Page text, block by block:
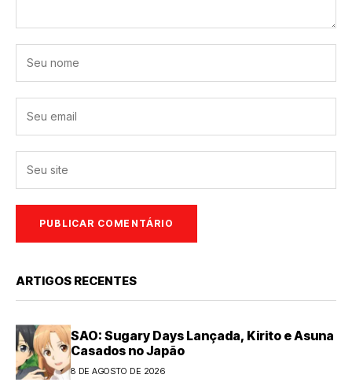
ARTIGOS RECENTES
SAO: Sugary Days Lançada, Kirito e Asuna
Casados no Japão
8 DE AGOSTO DE 2026